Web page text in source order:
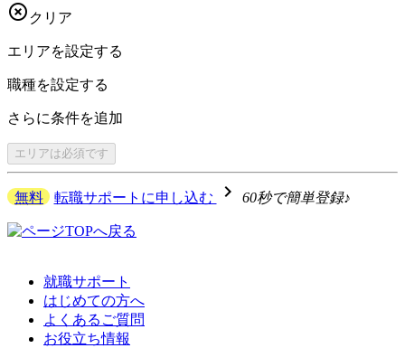
 クリア
エリアを設定する
職種を設定する
さらに条件を追加
エリアは必須です
無料 転職サポートに申し込む navigate_next 60秒で簡単登録♪
就職サポート
はじめての方へ
よくあるご質問
お役立ち情報